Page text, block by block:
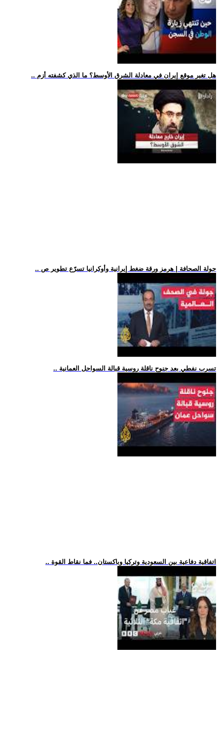
.. هل تغير موقع إيران في معادلة الشرق الأوسط؟ ما الذي كشفته أزم
.. جولة الصحافة | هرمز ورقة ضغط إيرانية وأوكرانيا تسرّع تطوير ص
.. تسرب نفطي بعد جنوح ناقلة روسية قبالة السواحل العمانية
.. اتفاقية دفاعية بين السعودية وتركيا وباكستان.. فما نقاط القوة